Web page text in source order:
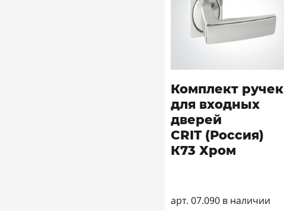
Комплект ручек
для входных
дверей
CRIT (Россия)
К73 Хром
арт. 07.090 в наличии